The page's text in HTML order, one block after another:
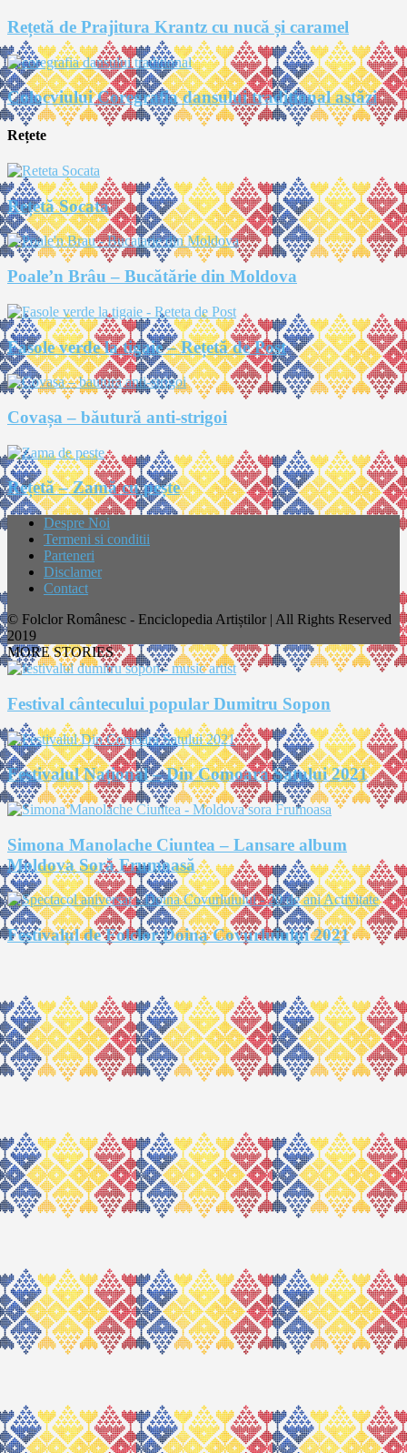
Rețetă de Prajitura Krantz cu nucă și caramel
Colocviului Coregrafia dansului tradițional astăzi
Rețete
Rețetă Socata
Poale’n Brâu – Bucătărie din Moldova
Fasole verde la tigaie – Rețetă de Post
Covașa – băutură anti-strigoi
Rețetă – Zamă cu pește
Despre Noi
Termeni si conditii
Parteneri
Disclamer
Contact
© Folclor Românesc - Enciclopedia Artiștilor | All Rights Reserved
2019
MORE STORIES
Festival cântecului popular Dumitru Sopon
Festivalul Național – Din Comoara Satului 2021
Simona Manolache Ciuntea – Lansare album
Moldova Soră Frumoasă
Festivalul de Folclor Doina Covurluiului 2021